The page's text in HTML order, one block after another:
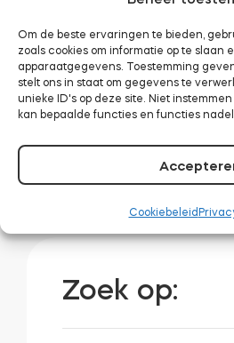
Om de beste ervaringen te bieden,
zoals cookies om informatie op te slaan
apparaatgegevens. Toestemming
stelt ons in staat om gegevens te
unieke ID's op deze site. Niet
kan bepaalde functies en functies
Cookiebeleid
*Deze inhoud kan
machinevertaling om zo veel
kunnen bedienen. Als gevolg
fouten bevatten.
Zoek op: